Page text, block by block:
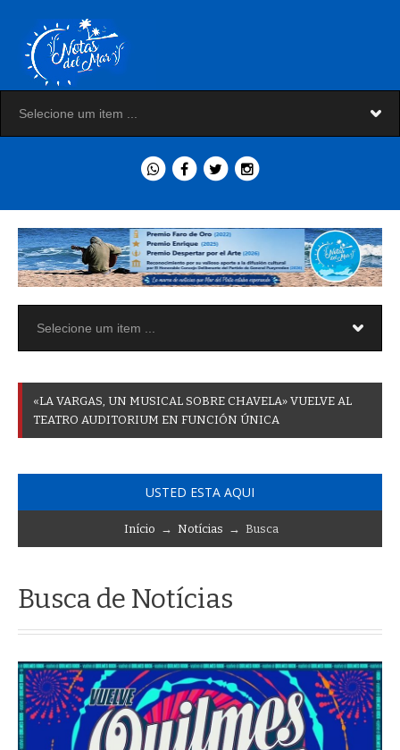
«LA VARGAS UN MUSICAL SOBRE CHAVELA» VUELVE AL
TEATRO AUDITORIUM EN FUNCIÓN ÚNICA
USTED ESTA AQUI
Início → Notícias → Busca
Busca de Notícias